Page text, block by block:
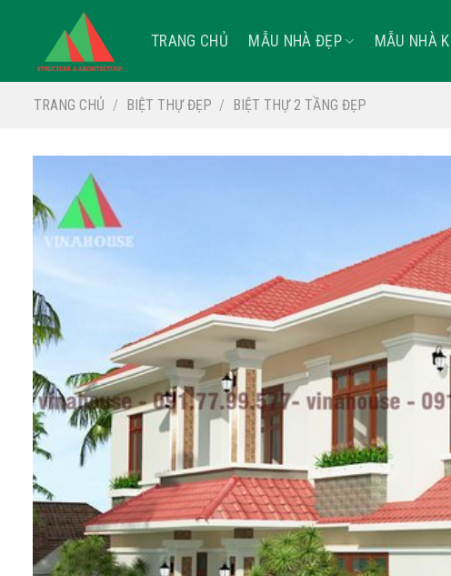
TRANG CHỦ MẪU NHÀ ĐẸP MẪU NHÀ
TRANG CHỦ / BIỆT THỰ ĐẸP / BIỆT THỰ 2 TẦNG ĐẸP